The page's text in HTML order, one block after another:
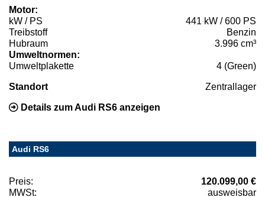
Motor:
kW / PS
441 kW / 600 PS
Treibstoff
Benzin
Hubraum
3.996 cm³
Umweltnormen:
Umweltplakette
4 (Green)
Standort Zentrallager
Details zum Audi RS6 anzeigen
Audi RS6
Preis:
120.099,00 €
MWSt:
ausweisbar